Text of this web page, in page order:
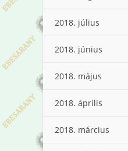
2018. július
2018. június
2018. május
2018. április
2018. március